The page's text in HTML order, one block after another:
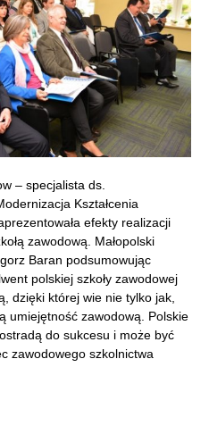
– specjalista ds.
Kształcenia
efekty realizacji
zawodową. Małopolski
Baran podsumowując
polskiej szkoły zawodowej
dzięki której wie nie tylko jak,
umiejętność zawodową. Polskie
do sukcesu i może być
zawodowego szkolnictwa